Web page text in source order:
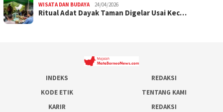
WISATA DAN BUDAYA 24/04/2026
Ritual Adat Dayak Taman Digelar Usai Kec…
INDEKS
REDAKSI
KODE ETIK
TENTANG KAMI
KARIR
REDAKSI